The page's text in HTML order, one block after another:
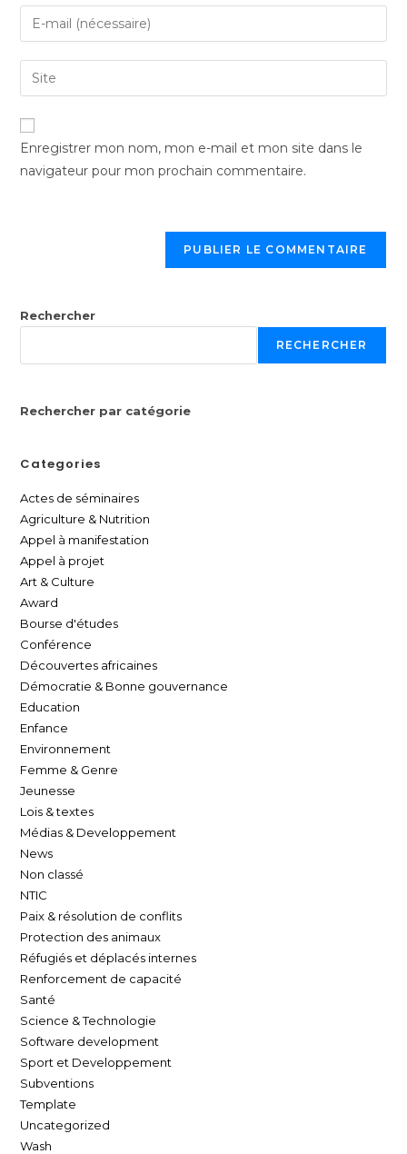
Enregistrer mon nom, mon e-mail et mon site dans le
navigateur pour mon prochain commentaire.
Rechercher
RECHERCHER
Rechercher par catégorie
Categories
Actes de séminaires
Agriculture & Nutrition
Appel à manifestation
Appel à projet
Art & Culture
Award
Bourse d'études
Conférence
Découvertes africaines
Démocratie & Bonne gouvernance
Education
Enfance
Environnement
Femme & Genre
Jeunesse
Lois & textes
Médias & Developpement
News
Non classé
NTIC
Paix & résolution de conflits
Protection des animaux
Réfugiés et déplacés internes
Renforcement de capacité
Santé
Science & Technologie
Software development
Sport et Developpement
Subventions
Template
Uncategorized
Wash